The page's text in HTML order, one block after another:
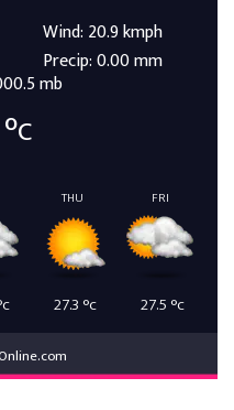
Wind: 20.9 kmph
Precip: 0.00 mm
mb
°c
THU
27.3 °c
FRI
27.5 °c